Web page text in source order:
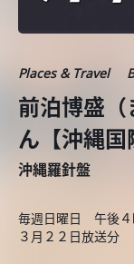
Places & Travel
前泊博盛
ん【沖縄国
沖縄羅針盤
毎週日曜日 午後
３月２２日放送分